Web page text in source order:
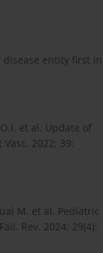
disease entity first in
et al. Update of
2022; 39:
M. et al. Pediatric
Rev. 2024; 29(4):